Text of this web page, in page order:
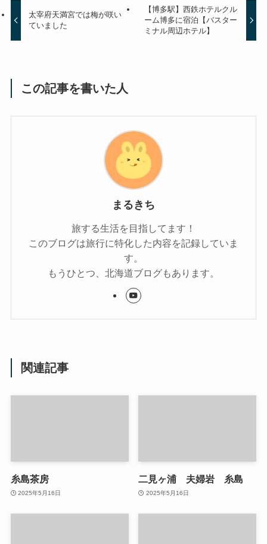
太宰府天満宮では梅が咲い
ていました
【博多駅】西鉄ホテルクル
ーム博多に宿泊【バスター
ミナル周辺ホテル】
この記事を書いた人
まるきち
旅する生活を目指してます！
このブログは旅行に特化した内容を記録していま
す。
もうひとつ、北海道ブログもあります。
関連記事
糸島茶房
2025年5月16日
二見ヶ浦 夫婦岩 糸島
2025年5月16日